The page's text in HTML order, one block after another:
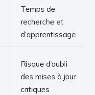
Temps de
recherche et
d’apprentissage
Risque d’oubli
des mises à jour
critiques